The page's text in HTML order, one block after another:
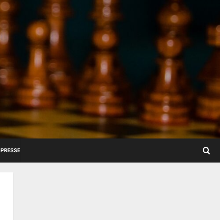
PRESSE